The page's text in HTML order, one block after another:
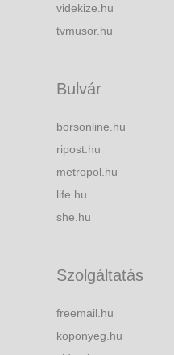
videkize.hu
tvmusor.hu
Bulvár
borsonline.hu
ripost.hu
metropol.hu
life.hu
she.hu
Szolgáltatás
freemail.hu
koponyeg.hu